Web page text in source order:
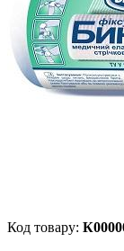
Код товару: